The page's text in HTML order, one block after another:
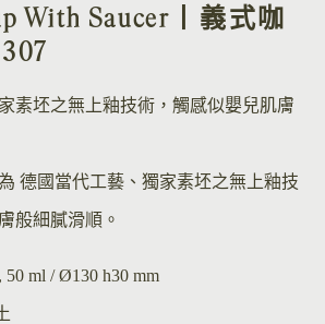
With Saucer丨義式咖
素坯之無上釉技術，觸感似嬰兒肌膚
德國當代工藝、獨家素坯之無上釉技
般細膩滑順。
50 ml / Ø130 h30 mm